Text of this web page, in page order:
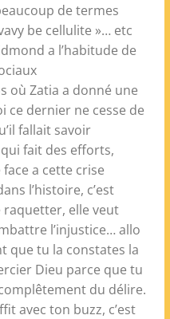
de termes
be cellulite »… etc
a l’habitude de
où Zatia a donné une
ce dernier ne cesse de
fallait savoir
fait des efforts,
a cette crise
l’histoire, c’est
raquetter, elle veut
l’injustice… allo
que tu la constates la
Dieu parce que tu
du délire.
avec ton buzz, c’est